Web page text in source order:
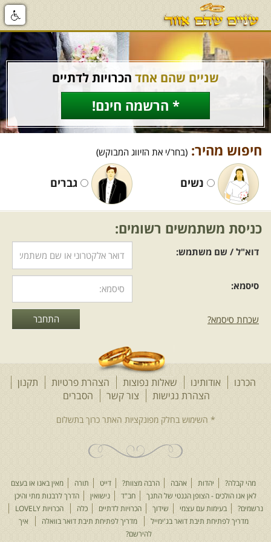
שניים שהם אחד הכרויות לדתיים
* הרשמה חינם!
חיפוש מהיר: (בחר/י את הזיווג המבוקש)
נשים גברים
כניסת משתמשים רשומים:
דוא"ל / שם משתמש:
סיסמא:
שכחת סיסמא?
הכרנו אודותינו שאלות נפוצות הצהרת פרטיות
תקנון
הצהרת נגישות
צור קשר הסברים
מהי קבלה? יהדות אהבה הרבה מצוות? דייט תורה
מאין באנו או בעצם
לאן אנו הולכים - הצופן הגנטי של התנך
חב"ד נישואין
הדרך לרבנות מתי והיכן
נרשמים?
בעימות עם עצמי שידוך הכרויות לדתיים כלה
הכרויות LOVELY
מדריך לפתיחת תיבת דואר בג'ימייל
מדריך לפתיחת תיבת דואר בוואלה
איך
להירשם?